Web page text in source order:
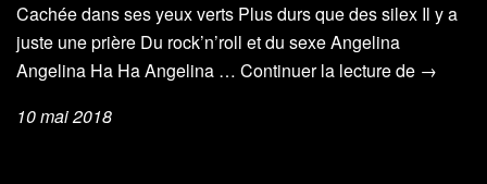
Cachée dans ses yeux verts Plus durs que des silex Il y a
juste une prière Du rock’n’roll et du sexe Angelina
Angelina Ha Ha Angelina … Continuer la lecture de Angelina
→
10 mai 2018